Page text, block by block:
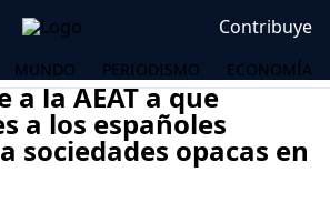
Contribuye
MUNDO PERIODISMO ECONOMÍA
a la AEAT a que
a los españoles
sociedades opacas en